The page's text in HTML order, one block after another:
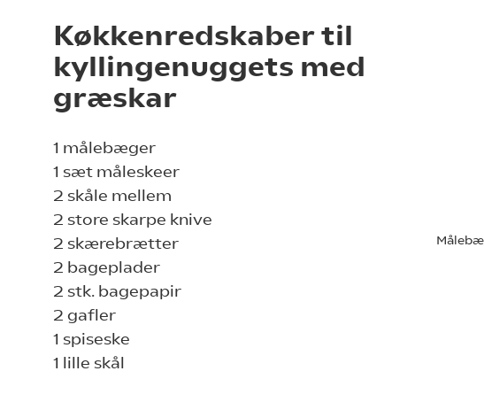
Køkkenredskaber til
kyllingenuggets med
græskar
1 målebæger
1 sæt måleskeer
2 skåle mellem
2 store skarpe knive
2 skærebrætter
2 bageplader
2 stk. bagepapir
2 gafler
1 spiseske
1 lille skål